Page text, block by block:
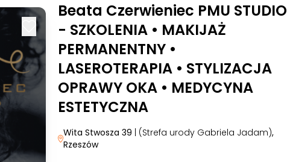
Beata Czerwieniec PMU STUDIO
- SZKOLENIA • MAKIJAŻ
PERMANENTNY •
LASEROTERAPIA • STYLIZACJA
OPRAWY OKA • MEDYCYNA
ESTETYCZNA
Wita Stwosza 39 | (Strefa urody Gabriela Jadam),
Rzeszów